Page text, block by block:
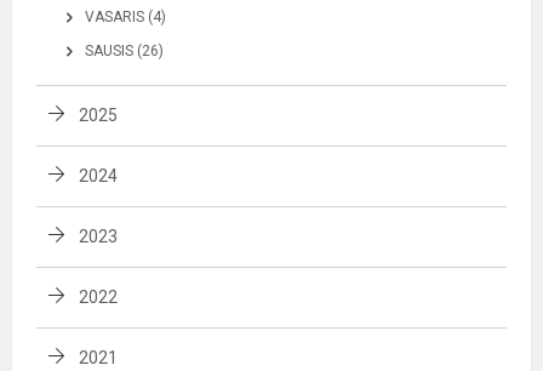
VASARIS (4)
SAUSIS (26)
2025
2024
2023
2022
2021